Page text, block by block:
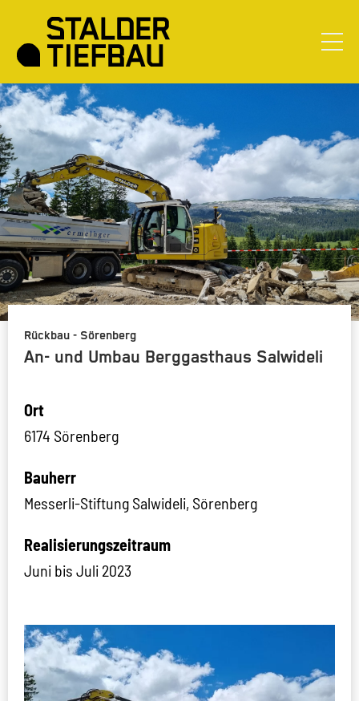
Rückbau - Sörenberg
An- und Umbau Berggasthaus Salwideli
Ort
6174 Sörenberg
Bauherr
Messerli-Stiftung Salwideli, Sörenberg
Realisierungszeitraum
Juni bis Juli 2023